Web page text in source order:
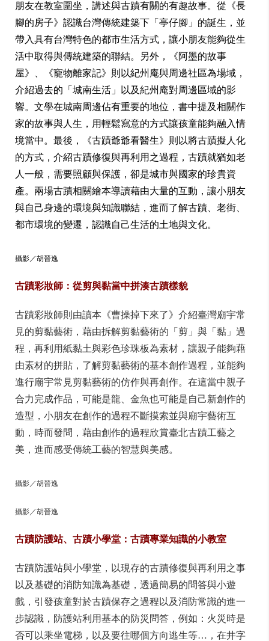
朋友在教室圍坐，講述與古蹟有關的有趣故事。從《長
腳的房子》認識台灣傳統建築下「亭仔腳」的誕生，並
帶入具有台灣特色的都市生活方式，讓小朋友能夠從生
活中取得與傳統建築的聯結。另外，《阿墨的故事
屋》、《寵物離家記》則以紀州庵與周邊社區為場域，
介紹過去的「城南生活」以及紀州庵對周邊區域的影
響。文學在城南周邊佔有重要的地位，書中提及相關作
家的故事與人生，用輕鬆寫意的方式讓孩童能夠融入情
境當中。最後，《古蹟爺爺看醫生》則以將古蹟擬人化
的方式，介紹古蹟修復與再利用之過程，古蹟就猶如老
人一般，需要照顧與保護，卻是城市與國家的珍貴資
產。兩場古蹟相關繪本導讀藉由大量的互動，讓小朋友
與自己身邊的環境與知識聯結，進而了解古蹟、老街、
都市環境的變遷，認識自己生活的土地與文化。
攝影／胡晉逸
古蹟彩妝師：從剪與黏當中拼湊古蹟樣貌
古蹟彩妝師則由讀本《曹操掉下來了》介紹臺灣廟宇常
見的剪黏藝術，藉由拆解剪黏藝術的「剪」與「黏」過
程，再利用紙黏土與彩色珍珠板為素材，讓親子能夠藉
由素材的拼貼，了解剪黏藝術的基本創作過程，並能夠
進行廟宇常見剪黏藝術的仿作與再創作。在這當中親子
合力完成作品，可能是龍、金魚也可能是自己新創作的
造型，小朋友在創作的過程不斷摸索並與廟宇藝術互
動，時而發問，藉由創作的過程欣賞臺北古蹟工藝之
美，進而感受傳統工藝的智慧與美感。
攝影／胡晉逸
攝影／胡晉逸
古蹟防護站、古蹟小學堂：古蹟專業知識的小教室
古蹟防護站與小學堂，以現存的古蹟修復與再利用之事
以及基礎的消防知識為基礎，透過簡易的問答與小遊
戲，引發孩童對於古蹟保存之過程以及消防常識的進一
步認識，防護站利用基本的防災問答，例如：火災時是
否可以乘坐電梯，以及要往哪個方向逃生等…，在井字